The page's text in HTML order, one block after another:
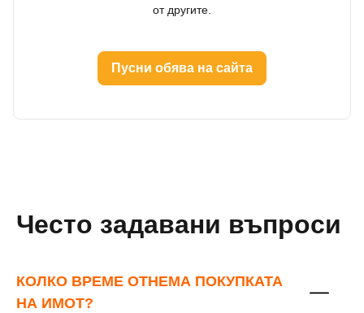
от другите.
Пусни обява на сайта
Често задавани въпроси
КОЛКО ВРЕМЕ ОТНЕМА ПОКУПКАТА
НА ИМОТ?